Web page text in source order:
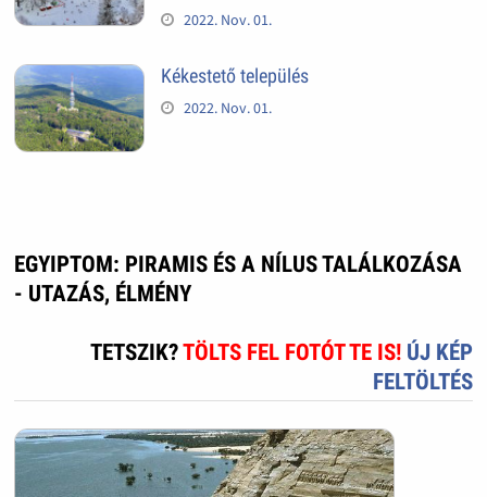
2022. Nov. 01.
Kékestető település
2022. Nov. 01.
EGYIPTOM: PIRAMIS ÉS A NÍLUS TALÁLKOZÁSA
- UTAZÁS, ÉLMÉNY
TETSZIK?TÖLTS FEL FOTÓT TE IS! ÚJ KÉP
FELTÖLTÉS